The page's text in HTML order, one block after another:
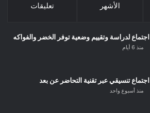
الأشهر تعليقات
اجتماع لدراسة وتقييم وضعية توفر الخضر والفواكه
منذ 6 أيام
اجتماع تنسيقي عبر تقنية التحاضر عن بعد
منذ أسبوع واحد